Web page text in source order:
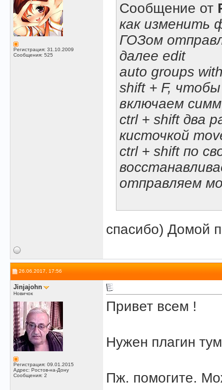
Регистрация: 31.10.2009
Сообщения: 525
Сообщение от
как изменить
ГОЗом
далее edit
auto groups
shift + F,
включаем
ctrl + shift два
кисточкой
ctrl + shift по
отправляем
спасибо) Домой
26.06.2017, 17:56
Jinjajohn
Новичок
Регистрация: 09.01.2015
Адрес: Ростов-на-Дону
Сообщения: 2
Привет всем !
Нужен плагин
Пж. помогите.